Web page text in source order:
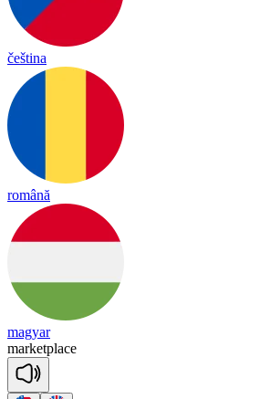
čeština
română
magyar
marketplace